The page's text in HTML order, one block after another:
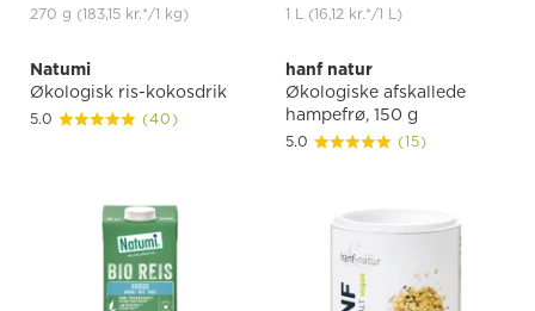
270 g (183,15 kr.*/1 kg) 1 L (16,12 kr.*/1 L)
Natumi
Økologisk ris-kokosdrik
5.0 (40)
hanf natur
Økologiske afskallede
hampefrø, 150 g
5.0 (15)